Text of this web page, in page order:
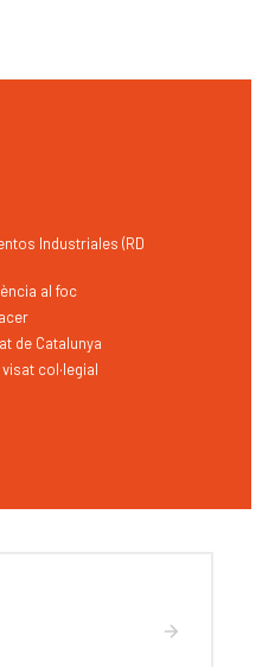
Industriales (RD
al foc
de Catalunya
col·legial